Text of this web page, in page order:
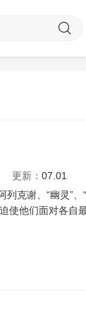
更新： 07.01
克谢、“幽灵”、
使他们面对各自